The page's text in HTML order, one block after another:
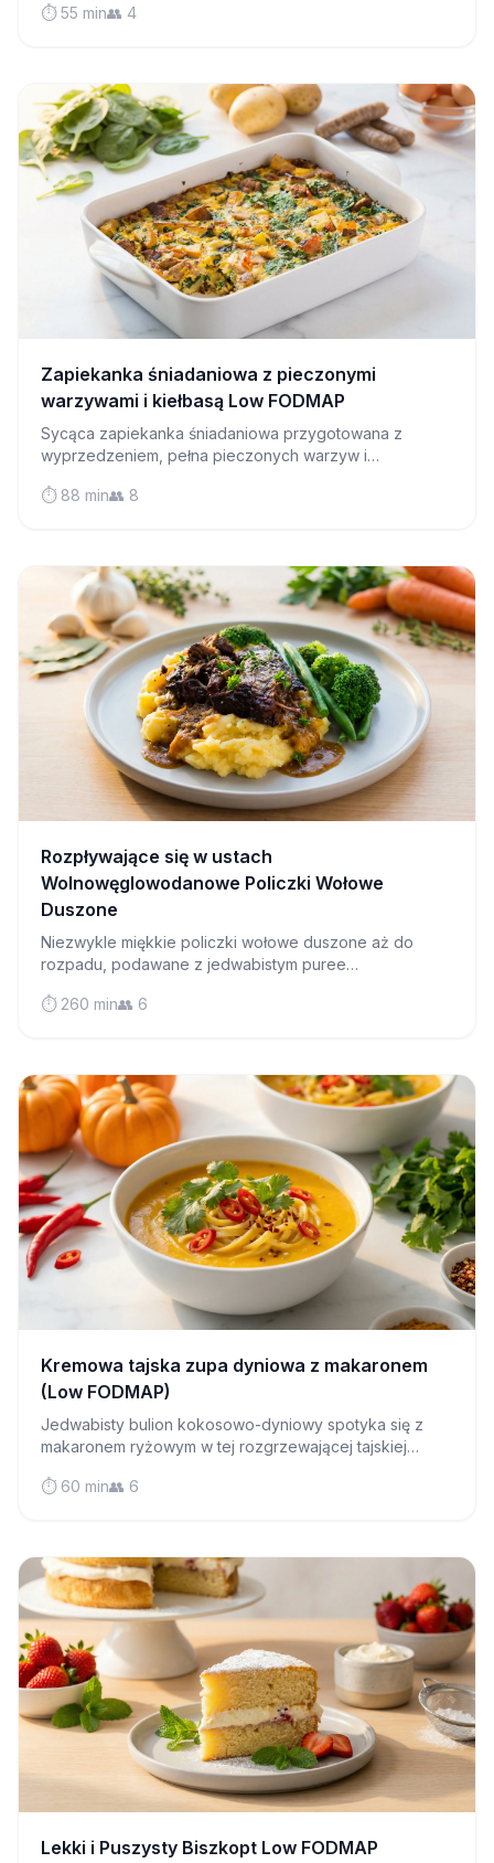
warzywami bezpiecznym dla diety low FODMAP.
⏱️ 55 min👥 4
Zapiekanka śniadaniowa z pieczonymi
warzywami i kiełbasą Low FODMAP
Sycąca zapiekanka śniadaniowa przygotowana z
wyprzedzeniem, pełna pieczonych warzyw i
posiłków i łagodna dla wrażliwych żołądków.
⏱️ 88 min👥 8
Rozpływające się w ustach
Wolnowęglowodanowe Policzki Wołowe
Duszone
Niezwykle miękkie policzki wołowe duszone aż do
rozpadu, podawane z jedwabistym puree
który jest łagodny dla Twojego żołądka.
⏱️ 260 min👥 6
Kremowa tajska zupa dyniowa z makaronem
(Low FODMAP)
Jedwabisty bulion kokosowo-dyniowy spotyka się z
makaronem ryżowym w tej rozgrzewającej tajskiej
⏱️ 60 min👥 6
Lekki i Puszysty Biszkopt Low FODMAP